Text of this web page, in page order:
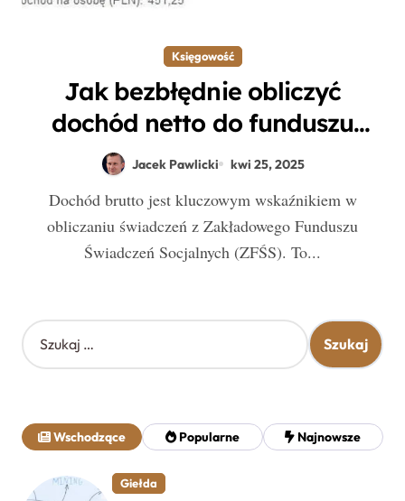
Księgowość
Jak bezbłędnie obliczyć
dochód netto do funduszu
socjalnego – prosty sposób na
Jacek Pawlicki kwi 25, 2025
Dochód brutto jest kluczowym wskaźnikiem w
obliczaniu świadczeń z Zakładowego Funduszu
Świadczeń Socjalnych (ZFŚS). To...
S
z
j
:
Wschodzące Popularne Najnowsze
Giełda